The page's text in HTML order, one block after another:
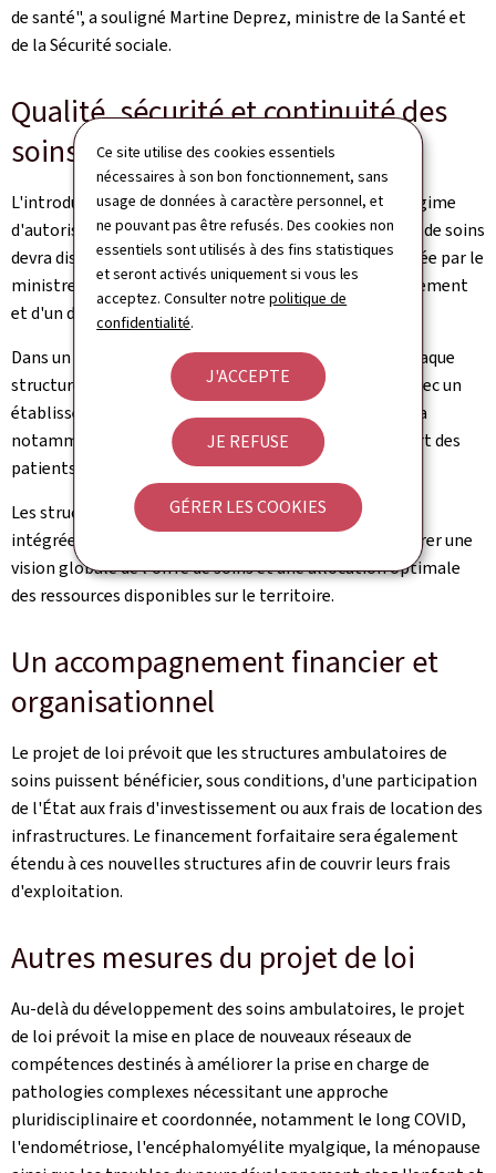
Ce site utilise des cookies essentiels
nécessaires à son bon fonctionnement, sans
usage de données à caractère personnel, et
ne pouvant pas être refusés. Des cookies non
essentiels sont utilisés à des fins statistiques
et seront activés uniquement si vous les
acceptez. Consulter notrepolitique de
confidentialité.
J'ACCEPTE
JE REFUSE
GÉRER LES COOKIES
de santé", a souligné Martine Deprez, ministre de la Santé et
de la Sécurité sociale.
Qualité, sécurité et continuité des
soins
L'introduction de ces structures s'accompagne d'un régime
d'autorisation préalable. Toute structure ambulatoire de soins
devra disposer d'une autorisation d'exploitation délivrée par le
ministre compétent, sur la base d'un projet d'établissement
et d'un dossier de conformité.
Dans un souci de continuité et de sécurité des soins, chaque
structure devra également conclure une convention avec un
établissement hospitalier. Cette convention encadrera
notamment les modalités d'orientation et de transfert des
patients ainsi que l'accès aux ressources hospitalières.
Les structures ambulatoires de soins seront en outre
intégrées dans la carte sanitaire nationale, afin d'assurer une
vision globale de l'offre de soins et une allocation optimale
des ressources disponibles sur le territoire.
Un accompagnement financier et
organisationnel
Le projet de loi prévoit que les structures ambulatoires de
soins puissent bénéficier, sous conditions, d'une participation
de l'État aux frais d'investissement ou aux frais de location des
infrastructures. Le financement forfaitaire sera également
étendu à ces nouvelles structures afin de couvrir leurs frais
d'exploitation.
Autres mesures du projet de loi
Au-delà du développement des soins ambulatoires, le projet
de loi prévoit la mise en place de nouveaux réseaux de
compétences destinés à améliorer la prise en charge de
pathologies complexes nécessitant une approche
pluridisciplinaire et coordonnée, notamment le long COVID,
l'endométriose, l'encéphalomyélite myalgique, la ménopause